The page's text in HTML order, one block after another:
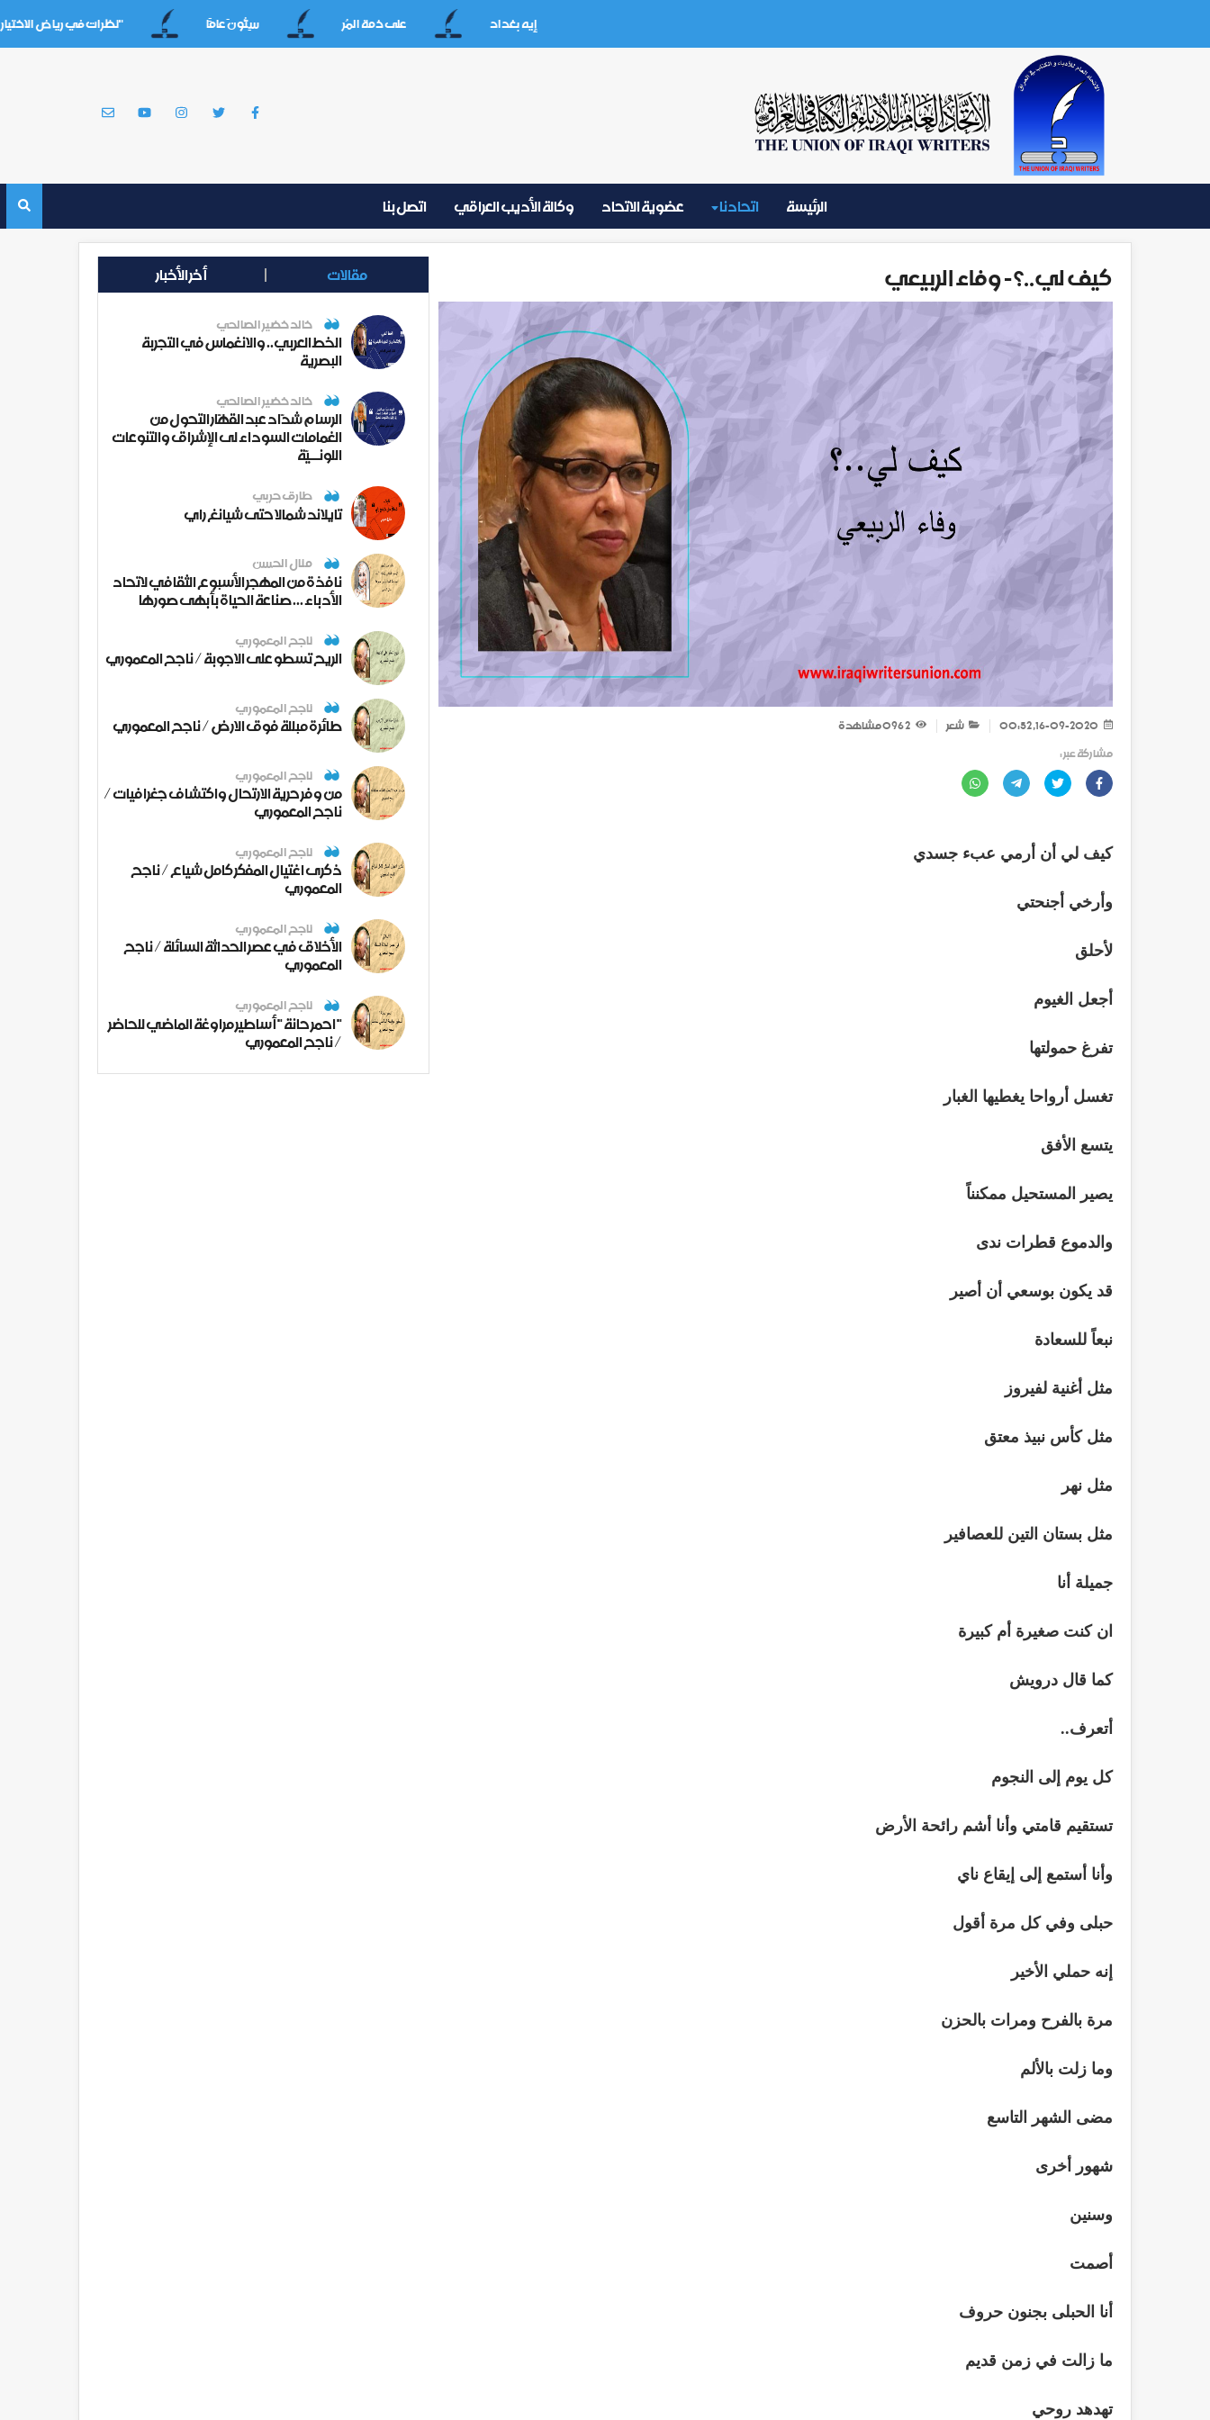
إيه بغداد على ذمة المُر سِتُّونَ عامََا "نظرات في رياض الاختيارات
الرئيسة اتحادنا عضوية الاتحاد وكالة الأديب العراقي اتصل بنا
كيف لي..؟ - وفاء الربيعي
شعر 2 096
مشاهدة
مشاركة عبر :
كيف لي أن أرمي عبء جسدي
وأرخي أجنحتي
لأحلق
أجعل الغيوم
تفرغ حمولتها
تغسل أرواحا يغطيها الغبار
يتسع الأفق
يصير المستحيل ممكنناً
والدموع قطرات ندى
قد يكون بوسعي أن أصير
نبعاً للسعادة
مثل أغنية لفيروز
مثل كأس نبيذ معتق
مثل نهر
مثل بستان التين للعصافير
جميلة أنا
ان كنت صغيرة أم كبيرة
كما قال درويش
أتعرف..
كل يوم إلى النجوم
تستقيم قامتي وأنا أشم رائحة الأرض
وأنا أستمع إلى إيقاع ناي
حبلى وفي كل مرة أقول
إنه حملي الأخير
مرة بالفرح ومرات بالحزن
وما زلت بالألم
مضى الشهر التاسع
شهور أخرى
وسنين
أصمت
أنا الحبلى بجنون حروف
ما زالت في زمن قديم
تهدهد روحي
مقالات أخر الأخبار
خالد خضير الصالحي
الخط العربي.. والانغماس في التجربة
البصرية
خالد خضير الصالحي
الرسام شدّاد عبد القهّار التحول من
الغمامات السوداء لى الإشراق والتنوعات
اللونــيّة
طارق حربي
تايلاند شمالا حتى شيانغ راي
منال الحسن
نافذة من المهجر الأسبوع الثقافي لاتحاد
الأدباء ... صناعة الحياة بأبهى صورها
ناجح المعموري
الريح تسطو على الاجوبة / ناجح المعموري
ناجح المعموري
طائرة مبللة فوق الارض / ناجح المعموري
ناجح المعموري
من وفر حرية الارتحال واكتشاف جغرافيات /
ناجح المعموري
ناجح المعموري
ذكرى اغتيال المفكر كامل شياع / ناجح
المعموري
ناجح المعموري
الأخلاق في عصر الحداثة السائلة / ناجح
المعموري
ناجح المعموري
" احمر حانة " أساطير مراوغة الماضي للحاضر
/ ناجح المعموري